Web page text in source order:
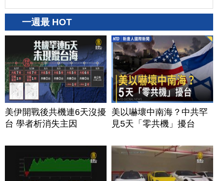
一週最 HOT
美伊開戰後共機連6天沒擾
台 學者析消失主因
美以嚇壞中南海？中共罕
見5天「零共機」擾台